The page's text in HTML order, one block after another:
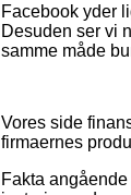
Facebook yder
Desuden ser vi
samme måde
Vores side
firmaernes
Fakta